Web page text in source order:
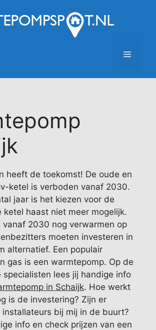
Menu
heeft de toekomst! De oude en
ketel is verboden vanaf 2030.
jaar is het kiezen voor de
ketel haast niet meer mogelijk.
vanaf 2030 nog verwarmen op
moeten investeren in
alternatief. Een populair
gas is een warmtepomp. Op de
specialisten lees jij handige info
in Schaijk. Hoe werkt
is de investering? Zijn er
bij mij in de buurt?
info en check prijzen van een